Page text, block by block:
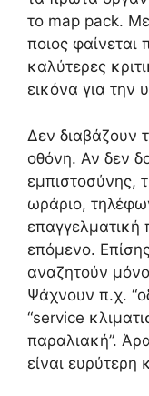
το map pack.
ποιος φαίνεται
καλύτερες
εικόνα για την
Δεν διαβάζουν
οθόνη. Αν δεν
εμπιστοσύνης,
ωράριο,
επόμενο.
αναζητούν
Ψάχνουν π.χ.
“service
παραλιακή”.
είναι ευρύτερη